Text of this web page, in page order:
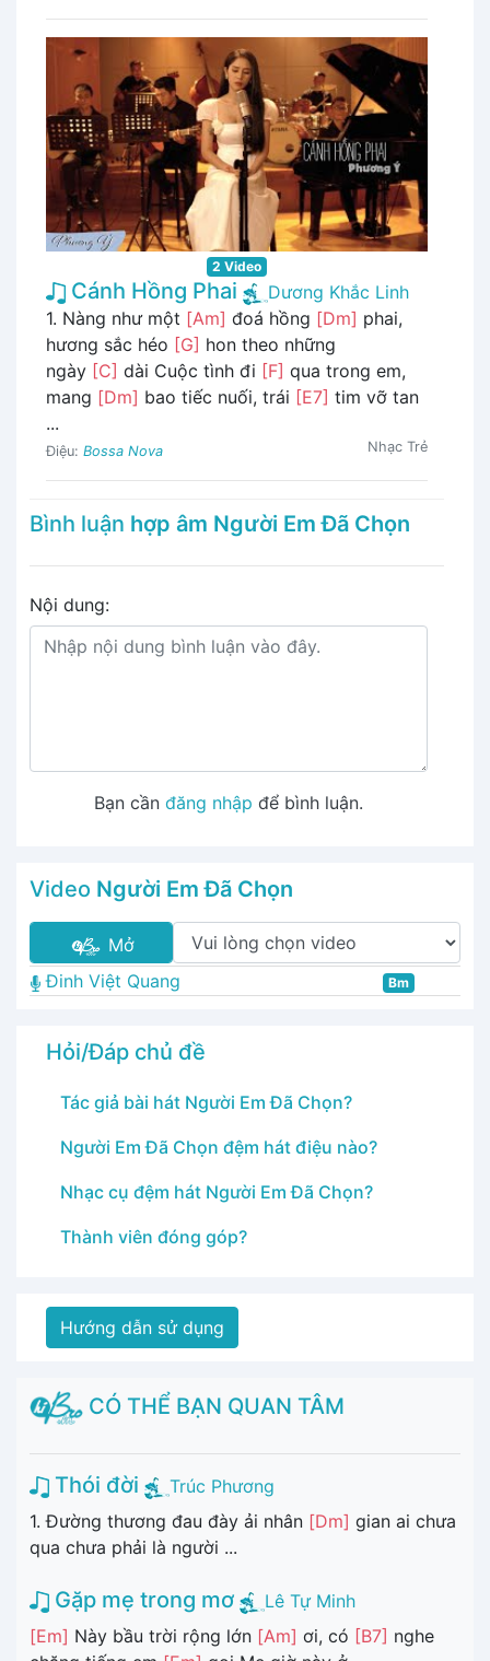
2 Video
Cánh Hồng Phai
Dương Khắc Linh
1. Nàng như một [Am] đoá hồng [Dm] phai,
hương sắc héo [G] hon theo những
ngày [C] dài Cuộc tình đi [F] qua trong em,
mang [Dm] bao tiếc nuối, trái [E7] tim vỡ tan
...
Điệu: Bossa Nova Nhạc Trẻ
Bình luận hợp âm Người Em Đã Chọn
Nội dung:
Bạn cần đăng nhập để bình luận.
Video Người Em Đã Chọn
Mở
Đinh Việt Quang
Bm
Hỏi/Đáp chủ đề
Tác giả bài hát Người Em Đã Chọn?
Người Em Đã Chọn đệm hát điệu nào?
Nhạc cụ đệm hát Người Em Đã Chọn?
Thành viên đóng góp?
Hướng dẫn sử dụng
CÓ THỂ BẠN QUAN TÂM
Thói đời
Trúc Phương
1. Đường thương đau đày ải nhân [Dm] gian ai chưa
qua chưa phải là người ...
Gặp mẹ trong mơ
Lê Tự Minh
[Em] Này bầu trời rộng lớn [Am] ơi, có [B7] nghe